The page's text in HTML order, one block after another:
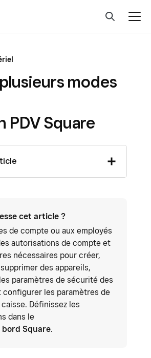
modes
PDV Square
cet article ?
de compte ou aux employés
autorisations de compte et
nécessaires pour créer,
des appareils,
paramètres de sécurité des
configurer les paramètres de
Définissez les
dans le
bord Square.